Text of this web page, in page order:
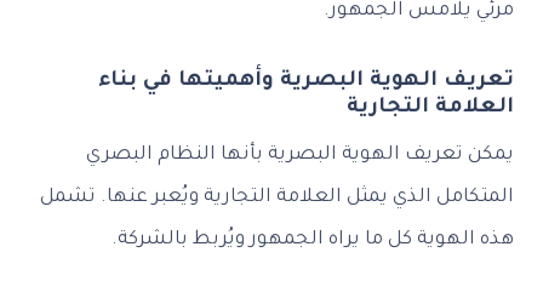
مرئي يلامس الجمهور.
تعريف الهوية البصرية وأهميتها في بناء
العلامة التجارية
يمكن تعريف الهوية البصرية بأنها النظام البصري
المتكامل الذي يمثل العلامة التجارية ويُعبر عنها. تشمل
هذه الهوية كل ما يراه الجمهور ويُربط بالشركة.